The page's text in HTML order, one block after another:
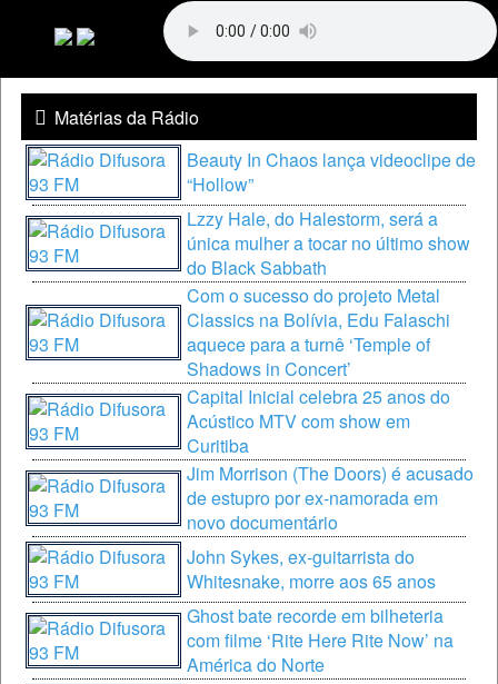
Matérias da Rádio
Beauty In Chaos lança videoclipe de
“Hollow”
Lzzy Hale, do Halestorm, será a
única mulher a tocar no último show
do Black Sabbath
Com o sucesso do projeto Metal
Classics na Bolívia, Edu Falaschi
aquece para a turnê ‘Temple of
Shadows in Concert’
Capital Inicial celebra 25 anos do
Acústico MTV com show em
Curitiba
Jim Morrison (The Doors) é acusado
de estupro por ex-namorada em
novo documentário
John Sykes, ex-guitarrista do
Whitesnake, morre aos 65 anos
Ghost bate recorde em bilheteria
com filme ‘Rite Here Rite Now’ na
América do Norte